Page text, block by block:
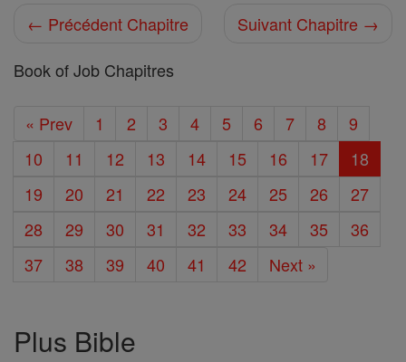
← Précédent Chapitre
Suivant Chapitre →
Book of Job Chapitres
« Prev 1 2 3 4 5 6 7 8
9
10
11 12 13 14 15 16 17
18
19
20 21 22 23 24 25 26
27
28
29 30 31 32 33 34 35
36
37
38 39 40 41 42 Next »
Plus Bible